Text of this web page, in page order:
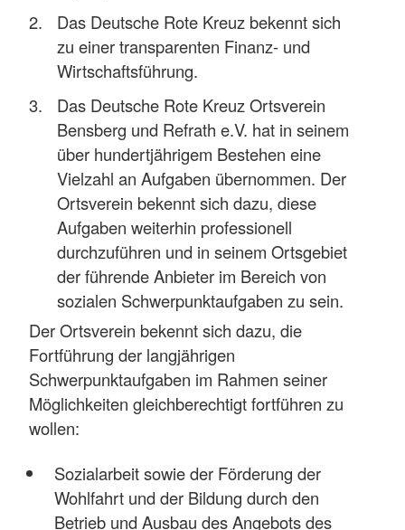
Das Deutsche Rote Kreuz bekennt sich
zu einer transparenten Finanz- und
Wirtschaftsführung.
Das Deutsche Rote Kreuz Ortsverein
Bensberg und Refrath e.V. hat in seinem
über hundertjährigem Bestehen eine
Vielzahl an Aufgaben übernommen. Der
Ortsverein bekennt sich dazu, diese
Aufgaben weiterhin professionell
durchzuführen und in seinem Ortsgebiet
der führende Anbieter im Bereich von
sozialen Schwerpunktaufgaben zu sein.
Der Ortsverein bekennt sich dazu, die
Fortführung der langjährigen
Schwerpunktaufgaben im Rahmen seiner
Möglichkeiten gleichberechtigt fortführen zu
wollen:
Sozialarbeit sowie der Förderung der
Wohlfahrt und der Bildung durch den
Betrieb und Ausbau des Angebots des